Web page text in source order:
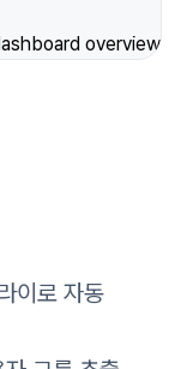
이로 자동